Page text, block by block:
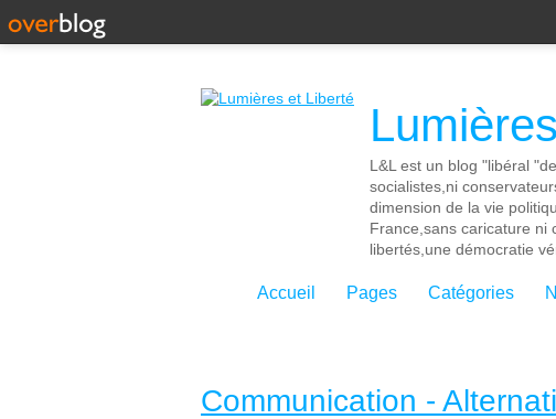
L&L est un blog "libéral
socialistes,ni
dimension de la vie
France,sans caricature ni
libertés,une démocratie
Accueil Pages Catégories
Communication -